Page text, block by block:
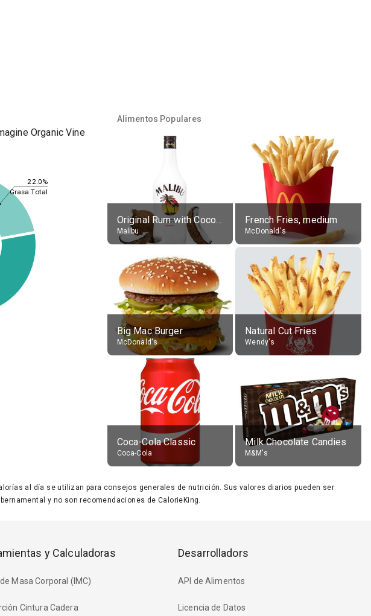
Organic Vine
22.0%
Grasa Total
Alimentos Populares
Original Rum with Coconut Flavour (21% alc.)
Malibu
French Fries, medium
McDonald's
Big Mac Burger
McDonald's
Natural Cut Fries
Wendy's
Coca-Cola Classic
Coca-Cola
Milk Chocolate Candies
M&M's
al día se utilizan para consejos generales de nutrición. Sus valores diarios pueden ser
y no son recomendaciones de CalorieKing.
y Calculadoras
Masa Corporal (IMC)
Cintura Cadera
Desarrolladors
API de Alimentos
Licencia de Datos